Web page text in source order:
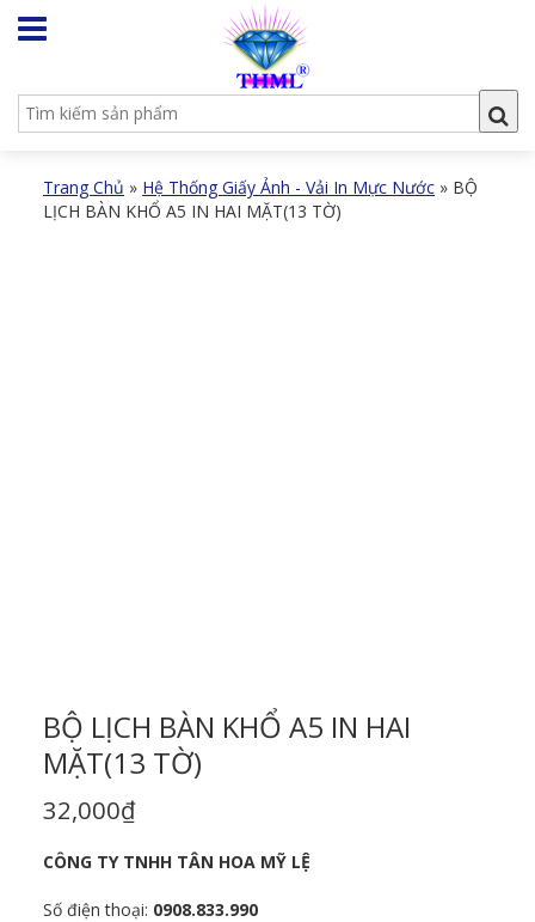
Trang Chủ » Hệ Thống Giấy Ảnh - Vải In Mực Nước » BỘ
LỊCH BÀN KHỔ A5 IN HAI MẶT(13 TỜ)
BỘ LỊCH BÀN KHỔ A5 IN HAI
MẶT(13 TỜ)
32,000₫
CÔNG TY TNHH TÂN HOA MỸ LỆ
Số điện thoại: 0908.833.990